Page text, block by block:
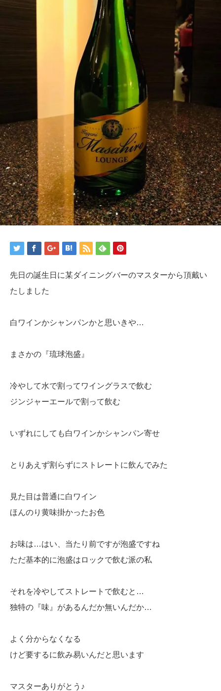
先日の誕生日に某ダイニングバーのマスターから頂戴い
たしました
白ワインかシャンパンかと思いきや…
まさかの『琉球泡盛』
冷やして水で割ってワイングラスで飲む
ジンジャーエールで割って飲む
いずれにしても白ワインかシャンパン寄せ
とりあえず割らずにストレートに飲んでみた
見た目は普通に白ワイン
ほんのり黄味掛かったお色
お味は…はい、当たり前ですが泡盛ですね
ただ基本的に泡盛はロックで飲む派の私
それを冷やしてストレートで飲むと…
独特の『味』があるんだか無いんだか…
よく分からなくなる
けど要するに飲み易いんだと思います
マスターありがとう♪